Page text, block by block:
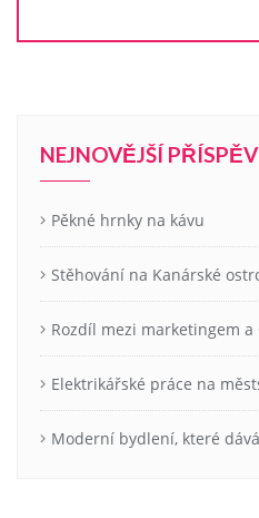
NEJNOVĚJŠÍ
Pěkné hrnky na kávu
Stěhování na Kanárské
Rozdíl mezi marketingem a
Elektrikářské práce na
Moderní bydlení, které